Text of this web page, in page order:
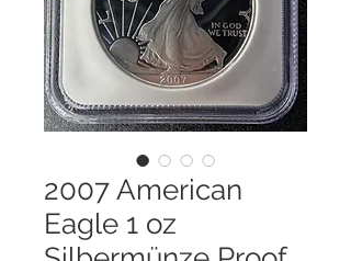
2007 American
Eagle 1 oz